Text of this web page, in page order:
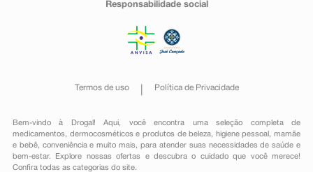
Responsabilidade social
Termos de uso Política de Privacidade
Bem-vindo à Drogal! Aqui, você encontra uma seleção completa de
medicamentos , dermocosméticos e produtos de beleza, higiene pessoal ,mamãe
e bebê, conveniênciae muito mais, para atender suas necessidades de saúde e
bem-estar. Explore nossas ofertas e descubra o cuidado que você merece!
Confira todas as categorias do site.